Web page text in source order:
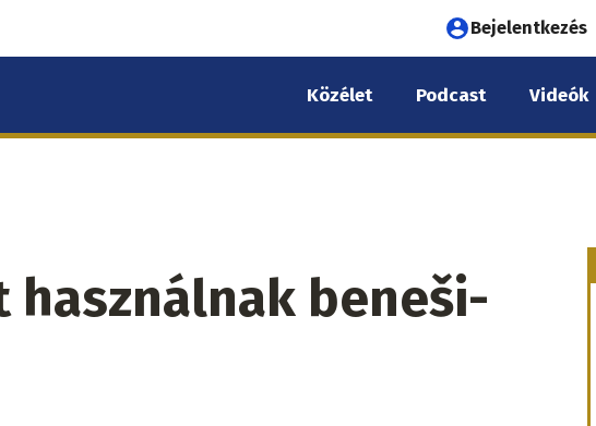
fiók
menüje
Bejelentkezés
Közélet Podcast Videók
beneši-